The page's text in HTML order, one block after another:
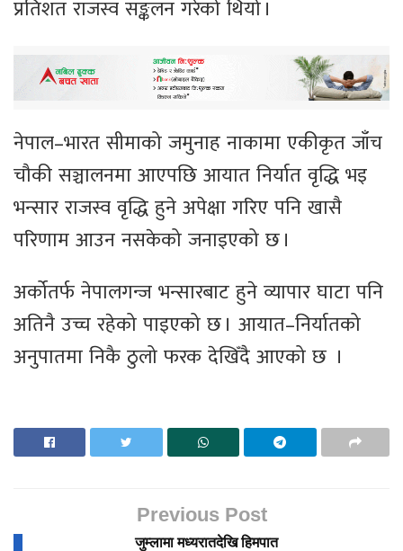
प्रतिशत राजस्व सङ्कलन गरेको थियो ।
नेपाल–भारत सीमाको जमुनाह नाकामा एकीकृत जाँच
चौकी सञ्चालनमा आएपछि आयात निर्यात वृद्धि भइ
भन्सार राजस्व वृद्धि हुने अपेक्षा गरिए पनि खासै
परिणाम आउन नसकेको जनाइएको छ ।
अर्कोतर्फ नेपालगन्ज भन्सारबाट हुने व्यापार घाटा पनि
अतिनै उच्च रहेको पाइएको छ । आयात–निर्यातको
अनुपातमा निकै ठुलो फरक देखिँदै आएको छ ।
Previous Post
जुम्लामा मध्यरातदेखि हिमपात